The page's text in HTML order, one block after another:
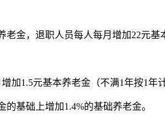
金，退职人员每人每月增加22元基
加1.5元基本养老金（不满1年按1年
基础上增加1.4%的基础养老金。